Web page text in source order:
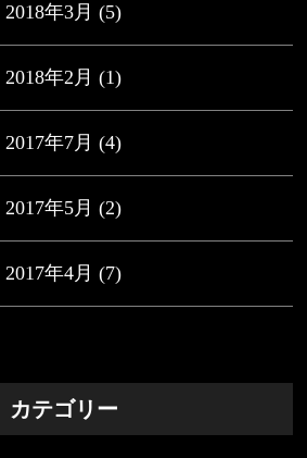
2018年3月 (5)
2018年2月 (1)
2017年7月 (4)
2017年5月 (2)
2017年4月 (7)
カテゴリー